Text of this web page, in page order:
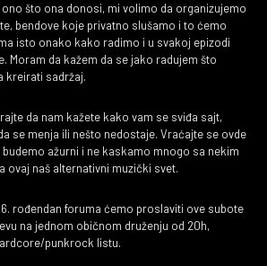
što ona donosi, mi volimo da organizujemo
bendove koje privatno slušamo i to ćemo
isto onako kako radimo i u svakoj epizodi
Moram da kažem da se jako radujem što
kreirati sadržaj.
da nam kažete kako vam se sviđa sajt,
se menja ili nešto nedostaje. Vraćajte se ovde
ažurni i ne kaskamo mnogo sa nekim
ovaj naš alternativni muzički svet.
rođendan foruma ćemo proslaviti ove subote
na jednom običnom druženju od 20h,
punkrock listu.